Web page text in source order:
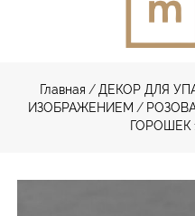
Главная / ДЕКОР ДЛЯ
ИЗОБРАЖЕНИЕМ /
ГОРОШЕК